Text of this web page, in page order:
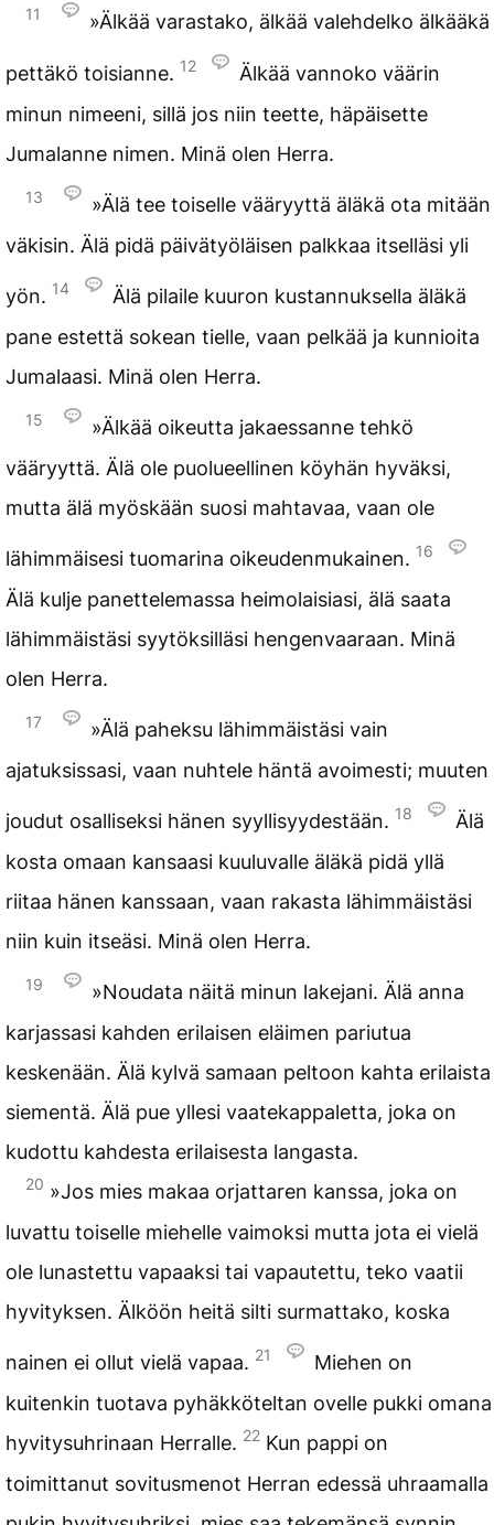
11 »Älkää varastako, älkää valehdelko älkääkä
pettäkö toisianne. 12
Älkää vannoko väärin
minun nimeeni, sillä jos niin teette, häpäisette
Jumalanne nimen. Minä olen Herra.
13
»Älä tee toiselle vääryyttä äläkä ota mitään
väkisin. Älä pidä päivätyöläisen palkkaa itselläsi yli
yön. 14
Älä pilaile kuuron kustannuksella äläkä
pane estettä sokean tielle, vaan pelkää ja kunnioita
Jumalaasi. Minä olen Herra.
15
»Älkää oikeutta jakaessanne tehkö
vääryyttä. Älä ole puolueellinen köyhän hyväksi,
mutta älä myöskään suosi mahtavaa, vaan ole
lähimmäisesi tuomarina oikeudenmukainen. 16
Älä kulje panettelemassa heimolaisiasi, älä saata
lähimmäistäsi syytöksilläsi hengenvaaraan. Minä
olen Herra.
17
»Älä paheksu lähimmäistäsi vain
ajatuksissasi, vaan nuhtele häntä avoimesti; muuten
joudut osalliseksi hänen syyllisyydestään. 18
Älä
kosta omaan kansaasi kuuluvalle äläkä pidä yllä
riitaa hänen kanssaan, vaan rakasta lähimmäistäsi
niin kuin itseäsi. Minä olen Herra.
19
»Noudata näitä minun lakejani. Älä anna
karjassasi kahden erilaisen eläimen pariutua
keskenään. Älä kylvä samaan peltoon kahta erilaista
siementä. Älä pue yllesi vaatekappaletta, joka on
kudottu kahdesta erilaisesta langasta.
20 »Jos mies makaa orjattaren kanssa, joka on
luvattu toiselle miehelle vaimoksi mutta jota ei vielä
ole lunastettu vapaaksi tai vapautettu, teko vaatii
hyvityksen. Älköön heitä silti surmattako, koska
nainen ei ollut vielä vapaa. 21
Miehen on
kuitenkin tuotava pyhäkköteltan ovelle pukki omana
hyvitysuhrinaan Herralle. 22 Kun pappi on
toimittanut sovitusmenot Herran edessä uhraamalla